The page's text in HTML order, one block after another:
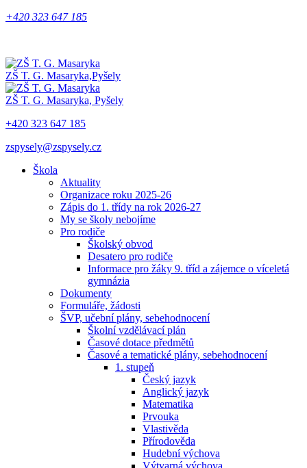
+420 323 647 185
ZŠ T. G. Masaryka,Pyšely
ZŠ T. G. Masaryka, Pyšely
+420 323 647 185
zspysely@zspysely.cz
Škola
Aktuality
Organizace roku 2025-26
Zápis do 1. třídy na rok 2026-27
My se školy nebojíme
Pro rodiče
Školský obvod
Desatero pro rodiče
Informace pro žáky 9. tříd a zájemce o víceletá
gymnázia
Dokumenty
Formuláře, žádosti
ŠVP, učební plány, sebehodnocení
Školní vzdělávací plán
Časové dotace předmětů
Časové a tematické plány, sebehodnocení
1. stupeň
Český jazyk
Anglický jazyk
Matematika
Prvouka
Vlastivěda
Přírodověda
Hudební výchova
Výtvarná výchova